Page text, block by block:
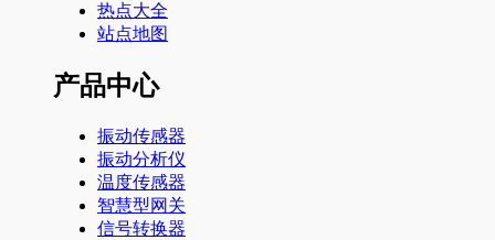
热点大全
站点地图
产品中心
振动传感器
振动分析仪
温度传感器
智慧型网关
信号转换器